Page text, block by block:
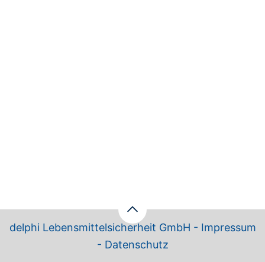
delphi Lebensmittelsicherheit GmbH - Impressum
- Datenschutz